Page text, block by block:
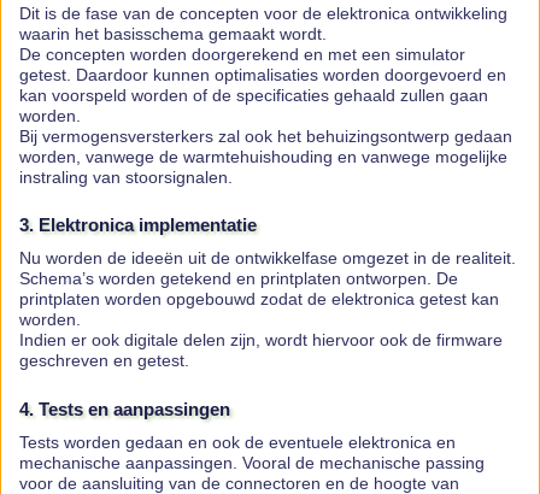
Dit is de fase van de concepten voor de elektronica ontwikkeling
waarin het basisschema gemaakt wordt.
De concepten worden doorgerekend en met een simulator
getest. Daardoor kunnen optimalisaties worden doorgevoerd en
kan voorspeld worden of de specificaties gehaald zullen gaan
worden.
Bij vermogensversterkers zal ook het behuizingsontwerp gedaan
worden, vanwege de warmtehuishouding en vanwege mogelijke
instraling van stoorsignalen.
3. Elektronica implementatie
Nu worden de ideeën uit de ontwikkelfase omgezet in de realiteit.
Schema’s worden getekend en printplaten ontworpen. De
printplaten worden opgebouwd zodat de elektronica getest kan
worden.
Indien er ook digitale delen zijn, wordt hiervoor ook de firmware
geschreven en getest.
4. Tests en aanpassingen
Tests worden gedaan en ook de eventuele elektronica en
mechanische aanpassingen. Vooral de mechanische passing
voor de aansluiting van de connectoren en de hoogte van